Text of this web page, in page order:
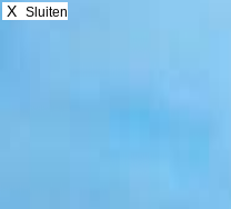
X Sluiten